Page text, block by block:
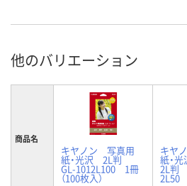
他のバリエーション
商品名
キヤノン 写真用
紙・光沢 2L判
GL-1012L100 1冊
（100枚入）
キヤ
紙・
2L判
2L50